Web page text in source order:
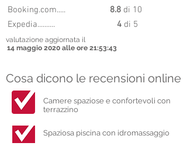
Booking.com.....
8.8 di 10
Expedia..........
4 di 5
valutazione aggiornata il
14 maggio 2020 alle ore 21:53:43
Cosa dicono le recensioni online
Camere spaziose e confortevoli con
terrazzino
Spaziosa piscina con idromassaggio